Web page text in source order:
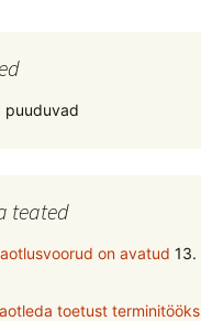
puuduvad
teated
on avatud 13.
toetust terminitööks